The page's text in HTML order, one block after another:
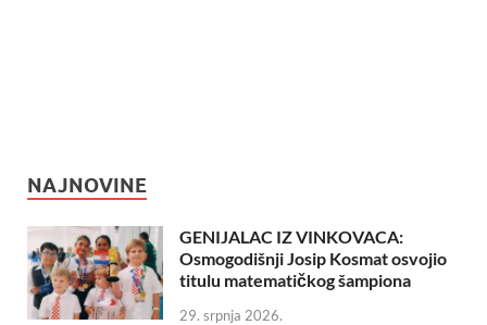
NAJNOVINE
GENIJALAC IZ VINKOVACA:
Osmogodišnji Josip Kosmat osvojio
titulu matematičkog šampiona
29. srpnja 2026.